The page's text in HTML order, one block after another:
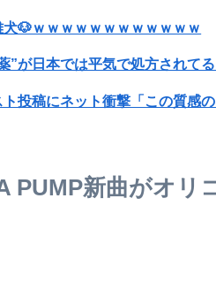
🐶ｗｗｗｗｗｗｗｗｗｗｗｗ
”が日本では平気で処方されてる
ｗｗｗｗｗｗｗｗｗｗ
PUMP新曲がオリ